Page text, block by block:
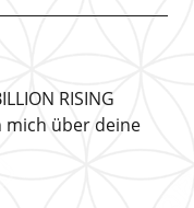
RISING
über deine